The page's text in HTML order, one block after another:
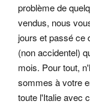
problème de
vendus, nous
jours et passé ce
(non accidentel)
mois. Pour tout,
sommes à votre
toute l'Italie avec